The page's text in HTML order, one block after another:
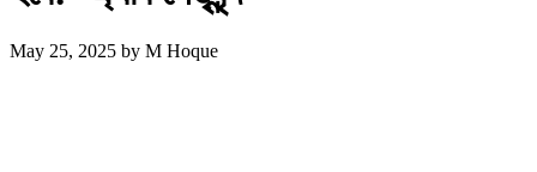
May 25, 2025 by M Hoque